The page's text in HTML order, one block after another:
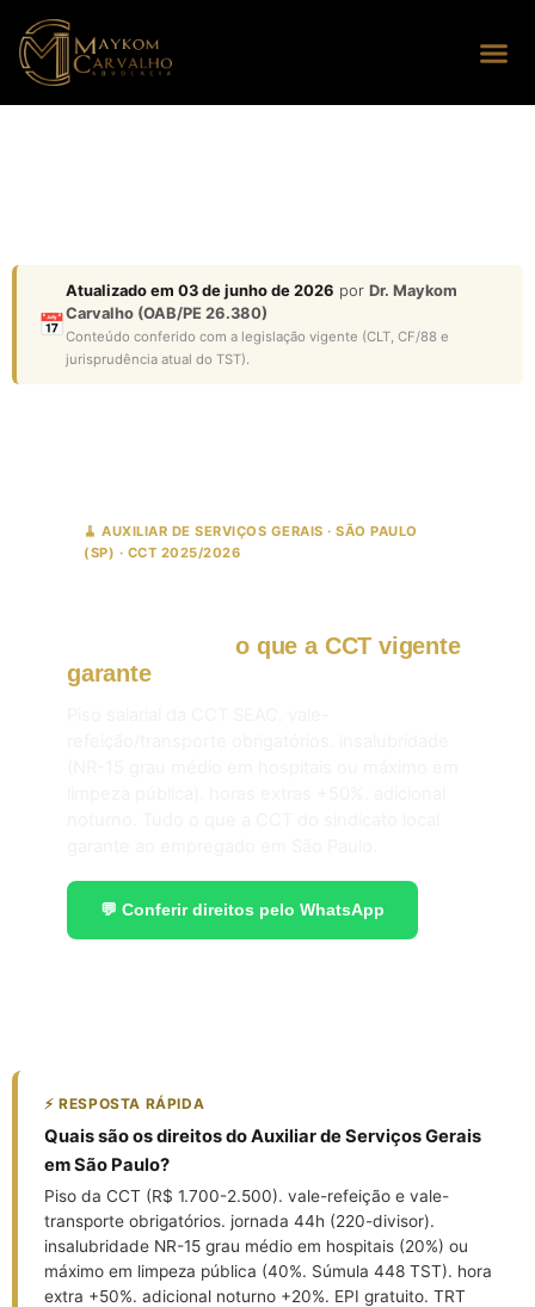
📅
Atualizado em 03 de junho de 2026 por Dr. Maykom
Carvalho (OAB/PE 26.380)
Conteúdo conferido com a legislação vigente (CLT, CF/88 e
jurisprudência atual do TST).
🧹 AUXILIAR DE SERVIÇOS GERAIS · SÃO PAULO
(SP) · CCT 2025/2026
em São Paulo:o que a CCT vigente
garanteem 2026.
💬 Conferir direitos pelo WhatsApp
⚡ RESPOSTA RÁPIDA
Quais são os direitos do Auxiliar de Serviços Gerais
em São Paulo?
Piso da CCT (R$ 1.700-2.500). vale-refeição e vale-
transporte obrigatórios. jornada 44h (220-divisor).
insalubridade NR-15 grau médio em hospitais (20%) ou
máximo em limpeza pública (40%. Súmula 448 TST). hora
extra +50%. adicional noturno +20%. EPI gratuito. TRT